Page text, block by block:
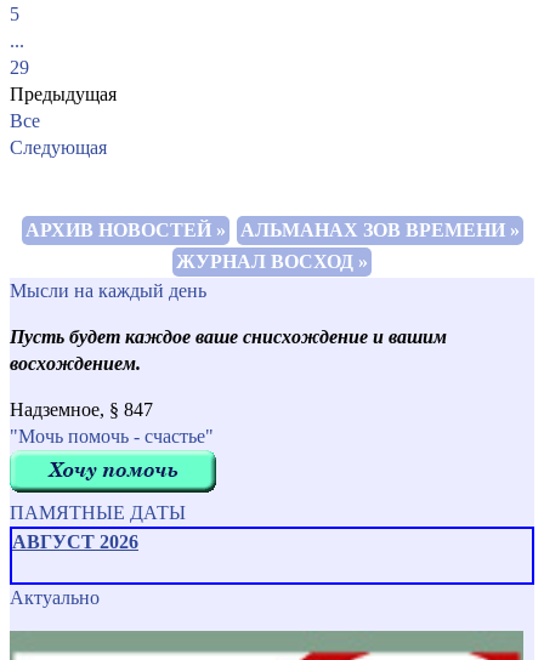
5
...
29
Предыдущая
Все
Следующая
АРХИВ НОВОСТЕЙ »
АЛЬМАНАХ ЗОВ ВРЕМЕНИ »
ЖУРНАЛ ВОСХОД »
Мысли на каждый день
Пусть будет каждое ваше снисхождение и вашим
восхождением.
Надземное, § 847
"Мочь помочь - счастье"
ПАМЯТНЫЕ ДАТЫ
АВГУСТ 2026
Актуально